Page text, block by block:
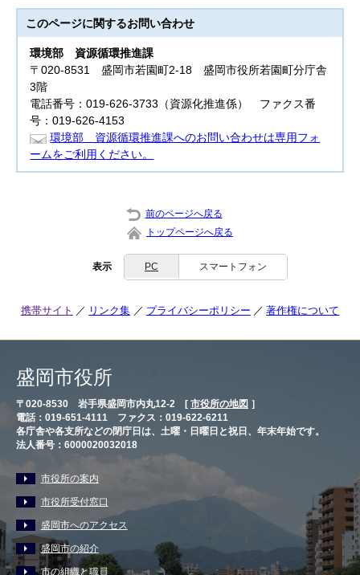
このページに関するお問い合わせ
環境部 資源循環推進課
〒020-8531 盛岡市若園町2-18 盛岡市役所若園町分庁舎
3階
電話番号：019-626-3733（資源化推進係） ファクス番
号：019-626-4153
環境部 資源循環推進課へのお問い合わせは専用フォ
ームをご利用ください。
前のページへ戻る
トップページへ戻る
表示 PC スマートフォン
携帯サイト リンク集 プライバシーポリシー 著作権について
盛岡市役所
〒020-8530 岩手県盛岡市内丸12-2 [ 市役所の地図 ］
電話：019-651-4111 ファクス：019-622-6211
各庁舎や各支所などの閉庁日は、土曜・日曜日と祝日、年末年始です。
法人番号：6000020032018
市役所の案内
市役所受付窓口
盛岡市へのアクセス
盛岡市の紹介
市の組織と職員